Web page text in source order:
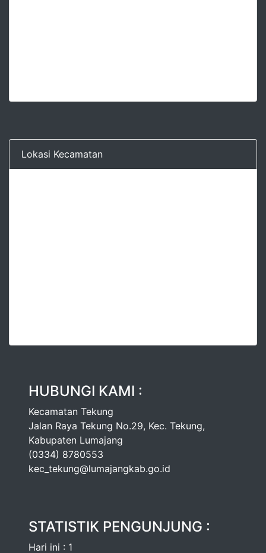
Lokasi Kecamatan
HUBUNGI KAMI :
Kecamatan Tekung
Jalan Raya Tekung No.29, Kec. Tekung,
Kabupaten Lumajang
(0334) 8780553
kec_tekung@lumajangkab.go.id
STATISTIK PENGUNJUNG :
Hari ini : 1